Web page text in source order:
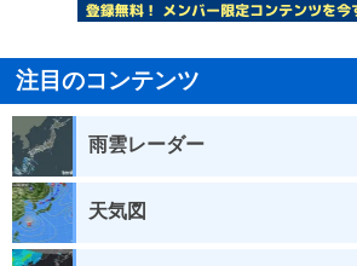
注目のコンテンツ
雨雲レーダー
天気図